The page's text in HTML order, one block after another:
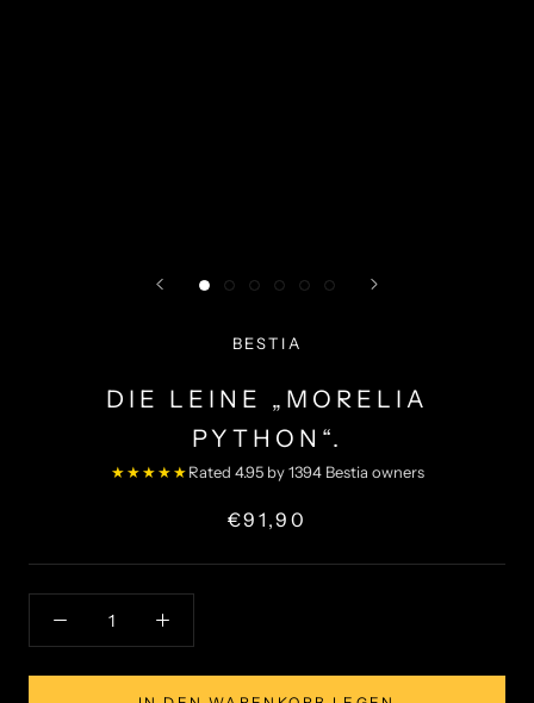
BESTIA
DIE LEINE „MORELIA
PYTHON“.
★★★★★Rated 4.95 by 1394 Bestia owners
€91,90